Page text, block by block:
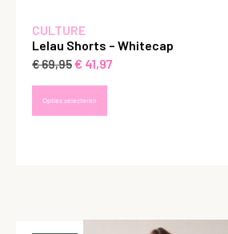
CULTURE
Lelau Shorts – Whitecap
€69,95€ 41,97
Opties selecteren